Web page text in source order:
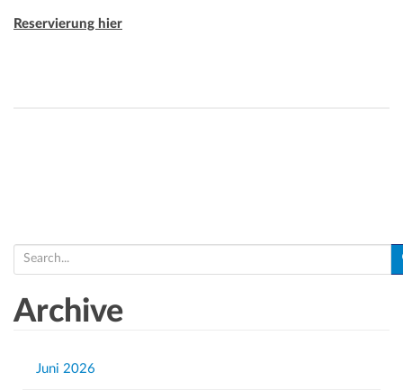
Reservierung hier
e
rArchive
Juni 2026